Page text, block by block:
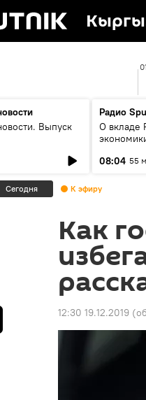
Выпуск
Радио
О вкладе
08:04 55
Сегодня К эфиру
Как
12:30 19.12.2019